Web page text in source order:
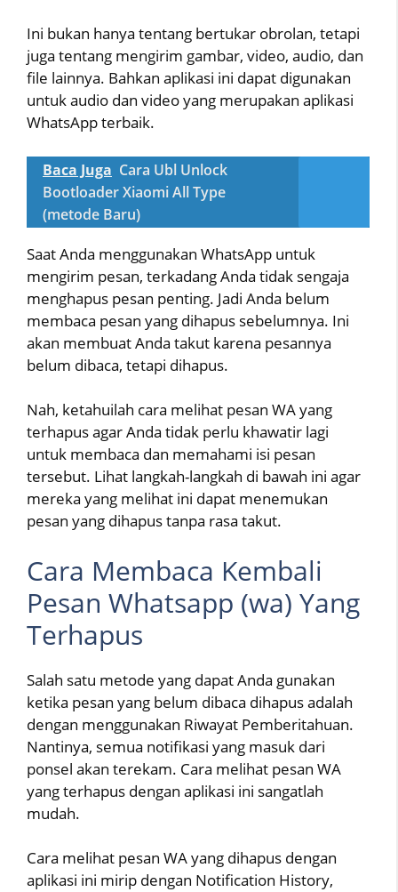
Ini bukan hanya tentang bertukar obrolan, tetapi
juga tentang mengirim gambar, video, audio, dan
file lainnya. Bahkan aplikasi ini dapat digunakan
untuk audio dan video yang merupakan aplikasi
WhatsApp terbaik.
Baca Juga Cara Ubl Unlock
Bootloader Xiaomi All Type
(metode Baru)
Saat Anda menggunakan WhatsApp untuk
mengirim pesan, terkadang Anda tidak sengaja
menghapus pesan penting. Jadi Anda belum
membaca pesan yang dihapus sebelumnya. Ini
akan membuat Anda takut karena pesannya
belum dibaca, tetapi dihapus.
Nah, ketahuilah cara melihat pesan WA yang
terhapus agar Anda tidak perlu khawatir lagi
untuk membaca dan memahami isi pesan
tersebut. Lihat langkah-langkah di bawah ini agar
mereka yang melihat ini dapat menemukan
pesan yang dihapus tanpa rasa takut.
Cara Membaca Kembali
Pesan Whatsapp (wa) Yang
Terhapus
Salah satu metode yang dapat Anda gunakan
ketika pesan yang belum dibaca dihapus adalah
dengan menggunakan Riwayat Pemberitahuan.
Nantinya, semua notifikasi yang masuk dari
ponsel akan terekam. Cara melihat pesan WA
yang terhapus dengan aplikasi ini sangatlah
mudah.
Cara melihat pesan WA yang dihapus dengan
aplikasi ini mirip dengan Notification History,